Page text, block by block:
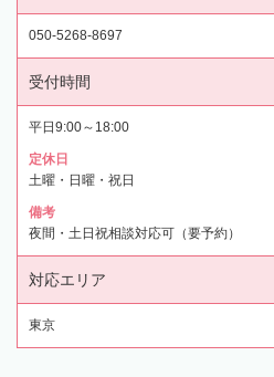
050-5268-8697
受付時間
平日9:00～18:00
定休日
土曜・日曜・祝日
備考
夜間・土日祝相談対応可（要予約）
対応エリア
東京